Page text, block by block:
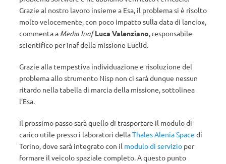
Grazie al nostro lavoro insieme a Esa, il problema si è risolto
molto velocemente, con poco impatto sulla data di lancio»,
commenta a Media Inaf Luca Valenziano, responsabile
scientifico per Inaf della missione Euclid.
Grazie alla tempestiva individuazione e risoluzione del
problema allo strumento Nisp non ci sarà dunque nessun
ritardo nella tabella di marcia della missione, sottolinea
l’Esa.
Il prossimo passo sarà quello di trasportare il modulo di
carico utile presso i laboratori dellaThales Alenia Space di
Torino, dove sarà integrato con il modulo di servizio per
formare il veicolo spaziale completo. A questo punto